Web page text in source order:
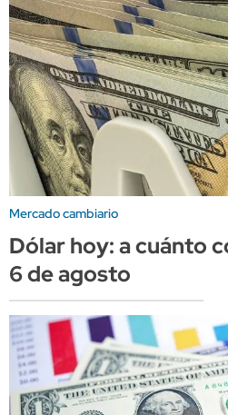
Mercado cambiario
Dólar hoy: a cuánto
6 de agosto